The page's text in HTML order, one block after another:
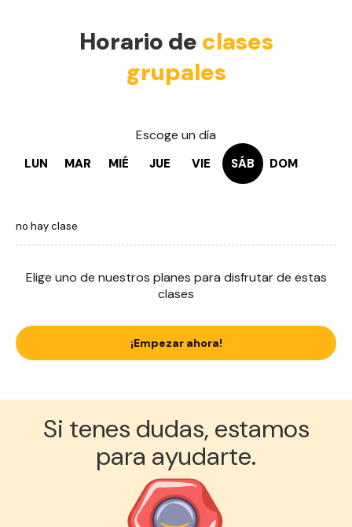
Horario de clases
grupales
Escoge un día
LUN MAR MIÉ JUE VIE SÁB DOM
no hay clase
Elige uno de nuestros planes para disfrutar de estas
clases
¡Empezar ahora!
Si tenes dudas, estamos
para ayudarte.